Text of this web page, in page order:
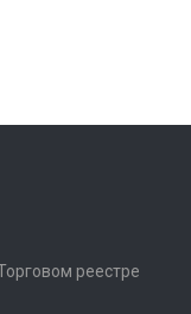
реестре